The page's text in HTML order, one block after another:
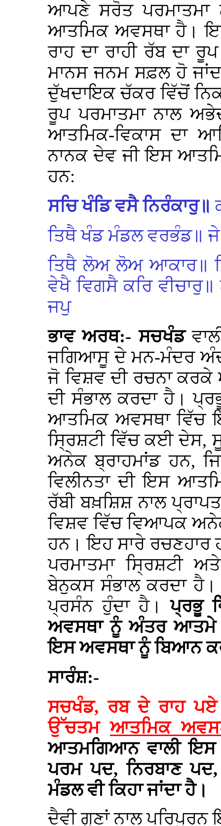
ਆਪਣੇ ਸਰੋਤ ਪਰਮਾਤਮਾ
ਆਤਮਿਕ ਅਵਸਥਾ ਹੈ।
ਰਾਹ ਦਾ ਰਾਹੀ ਰੱਬ ਦਾ
ਮਾਨਸ ਜਨਮ ਸਫ਼ਲ ਹੋ
ਦੁੱਖਦਾਇਕ ਚੱਕਰ ਵਿੱਚੋਂ
ਰੂਪ ਪਰਮਾਤਮਾ ਨਾਲ
ਆਤਮਿਕ-ਵਿਕਾਸ ਦਾ
ਨਾਨਕ ਦੇਵ ਜੀ ਇਸ
ਹਨ:
ਸਚਿ ਖੰਡਿ ਵਸੈ ਨਿਰੰਕਾਰੁ॥
ਤਿਥੈ ਖੰਡ ਮੰਡਲ ਵਰਭੰਡ॥
ਤਿਥੈ ਲੋਅ ਲੋਅ ਆਕਾਰ॥
ਵੇਖੈ ਵਿਗਸੈ ਕਰਿ
ਜਪੁ
ਭਾਵ ਅਰਥ:- ਸਚਖੰਡ
ਜਗਿਆਸੂ ਦੇ ਮਨ-ਮੰਦਰ
ਜੋ ਵਿਸ਼ਵ ਦੀ ਰਚਨਾ ਕਰਕੇ
ਦੀ ਸੰਭਾਲ ਕਰਦਾ ਹੈ।
ਆਤਮਿਕ ਅਵਸਥਾ ਵਿੱਚ
ਸ੍ਰਿਸ਼ਟੀ ਵਿੱਚ ਕਈ ਦੇਸ,
ਅਨੇਕ ਬ੍ਰਾਹਮਾਂਡ ਹਨ,
ਵਿਲੀਨਤਾ ਦੀ ਇਸ
ਰੱਬੀ ਬਖ਼ਸ਼ਿਸ਼ ਨਾਲ
ਵਿਸ਼ਵ ਵਿੱਚ ਵਿਆਪਕ
ਹਨ। ਇਹ ਸਾਰੇ ਰਚਣਹਾਰ
ਪਰਮਾਤਮਾ ਸ੍ਰਿਸ਼ਟੀ
ਬੇਨੁਕਸ ਸੰਭਾਲ ਕਰਦਾ
ਪ੍ਰਸੰਨ ਹੁੰਦਾ ਹੈ।ਪ੍ਰਭੂ
ਅਵਸਥਾ ਨੂੰ ਅੰਤਰ ਆਤਮੇ
ਇਸ ਅਵਸਥਾ ਨੂੰ ਬਿਆਨ
ਸਾਰੰਸ਼:-
ਸਚਖੰਡ, ਰਬ ਦੇ ਰਾਹ ਪਏ
ਉੱਚਤਮਆਤਮਿਕ
ਆਤਮਗਿਆਨ ਵਾਲੀ ਇਸ
ਪਰਮ ਪਦ, ਨਿਰਬਾਣ
ਮੰਡਲ ਵੀ ਕਿਹਾ ਜਾਂਦਾ ਹੈ।
ਦੈਵੀ ਗੁਣਾਂ ਨਾਲ